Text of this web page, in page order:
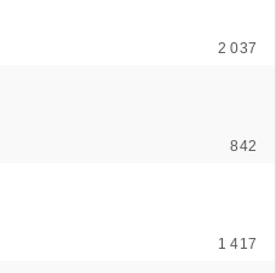
2 037
842
1 417